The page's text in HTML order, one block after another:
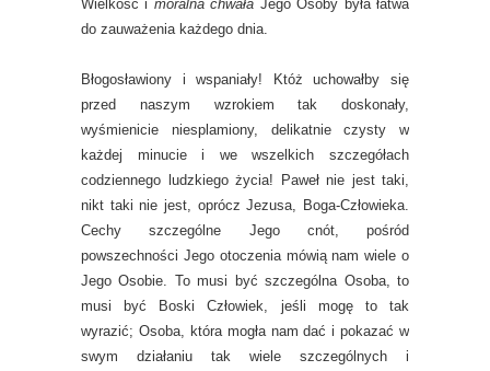
Wielkość i moralna chwała Jego Osoby była łatwa
do zauważenia każdego dnia.
Błogosławiony i wspaniały! Któż uchowałby się
przed naszym wzrokiem tak doskonały,
wyśmienicie niesplamiony, delikatnie czysty w
każdej minucie i we wszelkich szczegółach
codziennego ludzkiego życia! Paweł nie jest taki,
nikt taki nie jest, oprócz Jezusa, Boga-Człowieka.
Cechy szczególne Jego cnót, pośród
powszechności Jego otoczenia mówią nam wiele o
Jego Osobie. To musi być szczególna Osoba, to
musi być Boski Człowiek, jeśli mogę to tak
wyrazić; Osoba, która mogła nam dać i pokazać w
swym działaniu tak wiele szczególnych i